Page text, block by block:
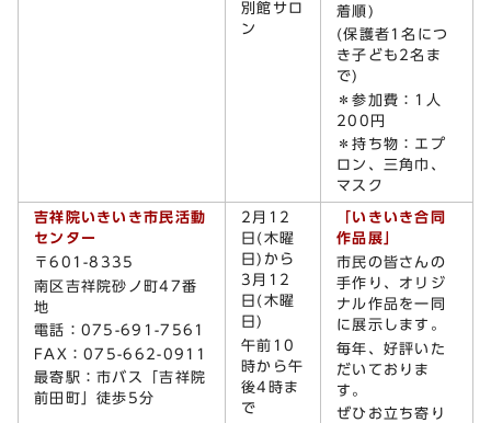
別館サロ
ン
着順)
(保護者1名につ
き子ども2名ま
で)
＊参加費：1人
200円
＊持ち物：エプ
ロン、三角巾、
マスク
吉祥院いきいき市民活動
センター
〒601-8335
南区吉祥院砂ノ町47番
地
電話：075-691-7561
FAX：075-662-0911
最寄駅：市バス「吉祥院
前田町」徒歩5分
2月12
日(木曜
日)から
3月12
日(木曜
日)
午前10
時から午
後4時ま
で
「いきいき合同
作品展」
市民の皆さんの
手作り、オリジ
ナル作品を一同
に展示します。
毎年、好評いた
だいておりま
す。
ぜひお立ち寄り